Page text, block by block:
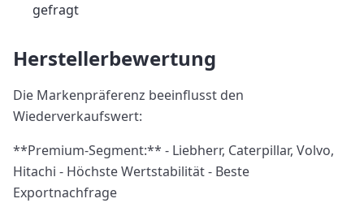
gefragt
Herstellerbewertung
Die Markenpräferenz beeinflusst den
Wiederverkaufswert:
**Premium-Segment:** - Liebherr, Caterpillar, Volvo,
Hitachi - Höchste Wertstabilität - Beste
Exportnachfrage